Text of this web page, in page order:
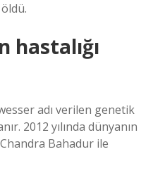
hastalığı
adı verilen genetik
2012 yılında dünyanın
Chandra Bahadur ile